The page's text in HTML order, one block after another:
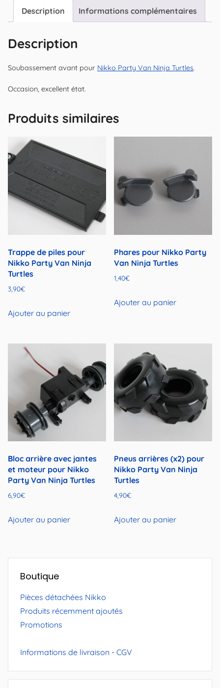
Nikko
Party
Ninja
Turtles
Description Informations complémentaires
Description
Soubassement avant pour Nikko Party Van Ninja Turtles.
Occasion, excellent état.
Produits similaires
Trappe de piles pour
Nikko Party Van Ninja
Turtles
3,90€
Ajouter au panier
Phares pour Nikko Party
Van Ninja Turtles
1,40€
Ajouter au panier
Bloc arrière avec jantes
et moteur pour Nikko
Party Van Ninja Turtles
6,90€
Ajouter au panier
Pneus arrières (x2) pour
Nikko Party Van Ninja
Turtles
4,90€
Ajouter au panier
Boutique
Pièces détachées Nikko
Produits récemment ajoutés
Promotions
Informations de livraison - CGV